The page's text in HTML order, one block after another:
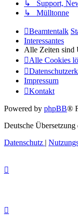
↳ Support,
↳ Mülltonne
Beamtentalk
Interessantes
Alle Zeiten sind
Alle Cookies
Impressum
Kontakt
Powered by phpBB®
Deutsche Übersetzung
Datenschutz |